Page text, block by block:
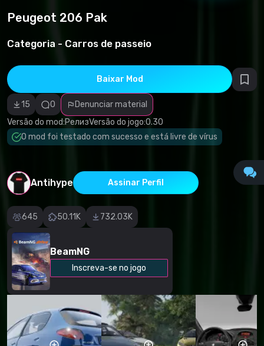
Peugeot 206 Pak
Categoria - Carros de passeio
Baixar Mod
15 0
Denunciar material
Versão do mod:РелизVersão do jogo:0.30
O mod foi testado com sucesso e está livre de vírus
Antihype Assinar Perfil
645 50.11K 732.03K
BeamNG
Inscreva-se no jogo
Denunciar
incorreta
Software
malicioso/vírus
Conteúdo não
funcional
Descrição